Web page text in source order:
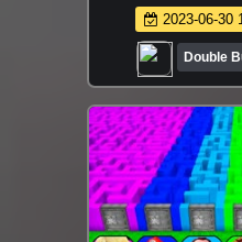
Салон Красоты!
2023-06-30
Double